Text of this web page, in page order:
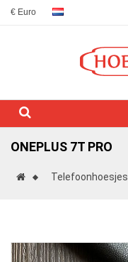
€ Euro
ONEPLUS 7T PRO
Telefoonhoesjes